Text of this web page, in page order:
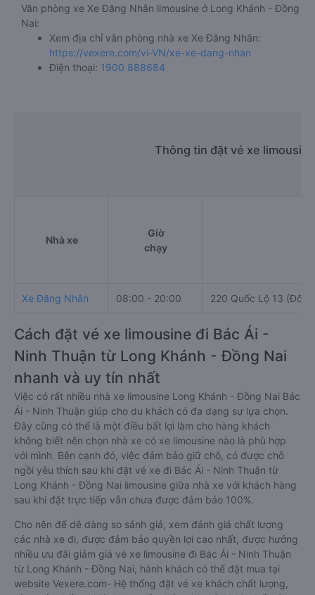
Văn phòng xe Xe Đăng Nhân limousine ở Long Khánh - Đồng
Nai:
Xem địa chỉ văn phòng nhà xe Xe Đăng Nhân:
https://vexere.com/vi-VN/xe-xe-dang-nhan
Điện thoại: 1900 888684
Thông tin đặt vé xe
Nhà xe
Giờ
chạy
Xe Đăng Nhân 08:00 - 20:00 220 Quốc Lộ 13 (Đối
Cách đặt vé xe limousine đi Bác Ái -
Ninh Thuận từ Long Khánh - Đồng Nai
nhanh và uy tín nhất
Việc có rất nhiều nhà xe limousine Long Khánh - Đồng Nai Bác
Ái - Ninh Thuận giúp cho du khách có đa dạng sự lựa chọn.
Đây cũng có thể là một điều bất lợi làm cho hàng khách
không biết nên chọn nhà xe có xe limousine nào là phù hợp
với mình. Bên cạnh đó, việc đảm bảo giữ chỗ, có được chỗ
ngồi yêu thích sau khi đặt vé xe đi Bác Ái - Ninh Thuận từ
Long Khánh - Đồng Nai limousine giữa nhà xe với khách hàng
sau khi đặt trực tiếp vẫn chưa được đảm bảo 100%.
Cho nên để dễ dàng so sánh giá, xem đánh giá chất lượng
các nhà xe đi, được đảm bảo quyền lợi cao nhất, được hưởng
nhiều ưu đãi giảm giá vé xe limousine đi Bác Ái - Ninh Thuận
từ Long Khánh - Đồng Nai, hành khách có thể đặt mua tại
website Vexere.com- Hệ thống đặt vé xe khách chất lượng,